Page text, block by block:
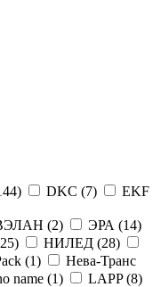
) DKC (7)
EKF
(2) ЭРА (14)
25) НИЛЕД (28)
(1)
Нева-Транс
name (1) LAPP (8)